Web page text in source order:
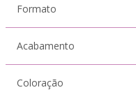
Formato
Acabamento
Coloração